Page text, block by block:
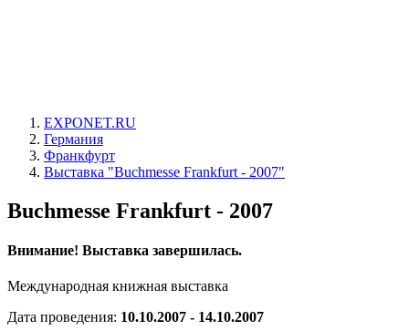
EXPONET.RU
Германия
Франкфурт
Выставка "Buchmesse Frankfurt - 2007"
Buchmesse Frankfurt - 2007
Внимание! Выставка завершилась.
Международная книжная выставка
Дата проведения: 10.10.2007 - 14.10.2007